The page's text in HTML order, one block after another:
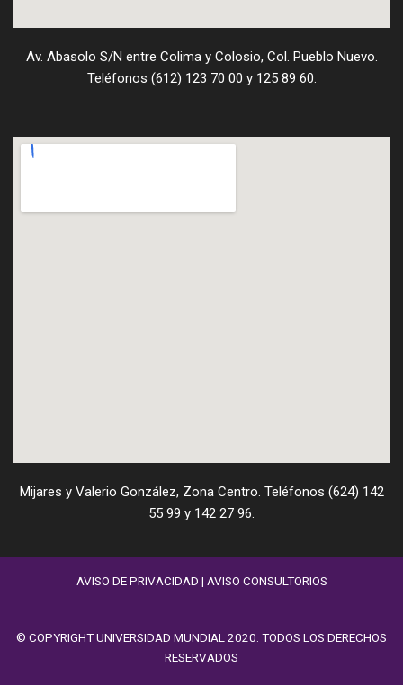
Av. Abasolo S/N entre Colima y Colosio, Col. Pueblo Nuevo.
Teléfonos (612) 123 70 00 y 125 89 60.
Mijares y Valerio González, Zona Centro. Teléfonos (624) 142
55 99 y 142 27 96.
AVISO DE PRIVACIDAD | AVISO CONSULTORIOS
© COPYRIGHT UNIVERSIDAD MUNDIAL 2020. TODOS LOS DERECHOS
RESERVADOS